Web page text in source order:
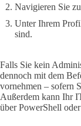
Navigieren Sie zu
Unter Ihrem
sind.
Falls Sie kein
dennoch mit dem
vornehmen – sofern
Außerdem kann Ihr
über PowerShell